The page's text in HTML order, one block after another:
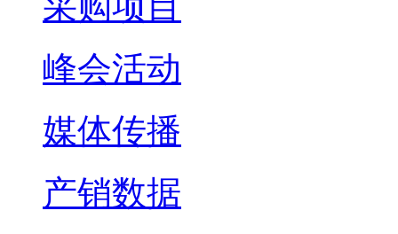
峰会活动
媒体传播
产销数据